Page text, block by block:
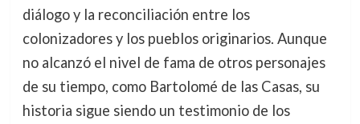
diálogo y la reconciliación entre los
colonizadores y los pueblos originarios. Aunque
no alcanzó el nivel de fama de otros personajes
de su tiempo, como Bartolomé de las Casas, su
historia sigue siendo un testimonio de los